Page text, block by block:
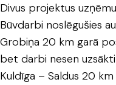
Divus projektus
Būvdarbi noslēgušies
Grobiņa 20 km garā
bet darbi nesen
Kuldīga – Saldus 20